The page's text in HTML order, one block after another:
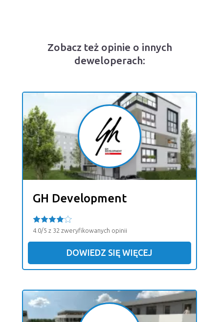
Zobacz też opinie o innych
deweloperach:
GH Development
4.0/5 z 32 zweryfikowanych opinii
DOWIEDZ SIĘ WIĘCEJ